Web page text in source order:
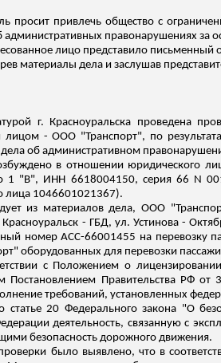
просит привлечь общество с
правонарушениях за
лицо представило письменный
материалы дела и заслушав
г. Красноуральска проведена
лицом - ООО "Транспорт", по
об административном
в отношении юридического
1 "В", ИНН 6618004150, серия 66 N
лица 1046601021367).
из материалов дела, ООО
- ГБД, ул. Устинова -
номер АСС-66001455 на перевозку
оборудованных для перевозки
с Положением о
Постановлением Правительства РФ
требований, установленных
статье 20 Федерального закона "О
деятельность, связанную с
безопасность дорожного движения.
было выявлено, что в